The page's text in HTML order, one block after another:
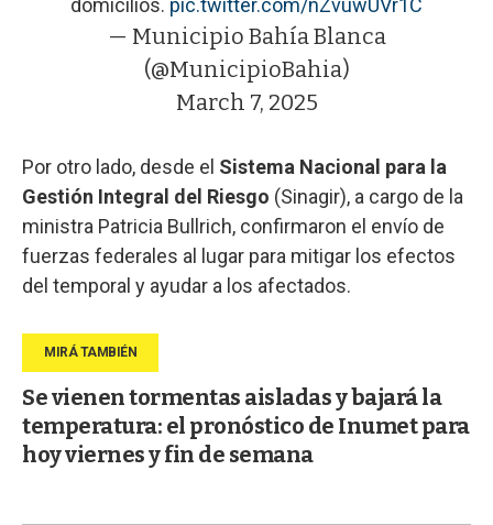
domicilios. pic.twitter.com/nZvuwUVr1C
— Municipio Bahía Blanca
(@MunicipioBahia)
March 7, 2025
Por otro lado, desde el Sistema Nacional para la
Gestión Integral del Riesgo (Sinagir), a cargo de la
ministra Patricia Bullrich, confirmaron el envío de
fuerzas federales al lugar para mitigar los efectos
del temporal y ayudar a los afectados.
Se vienen tormentas aisladas y bajará la
temperatura: el pronóstico de Inumet para
hoy viernes y fin de semana